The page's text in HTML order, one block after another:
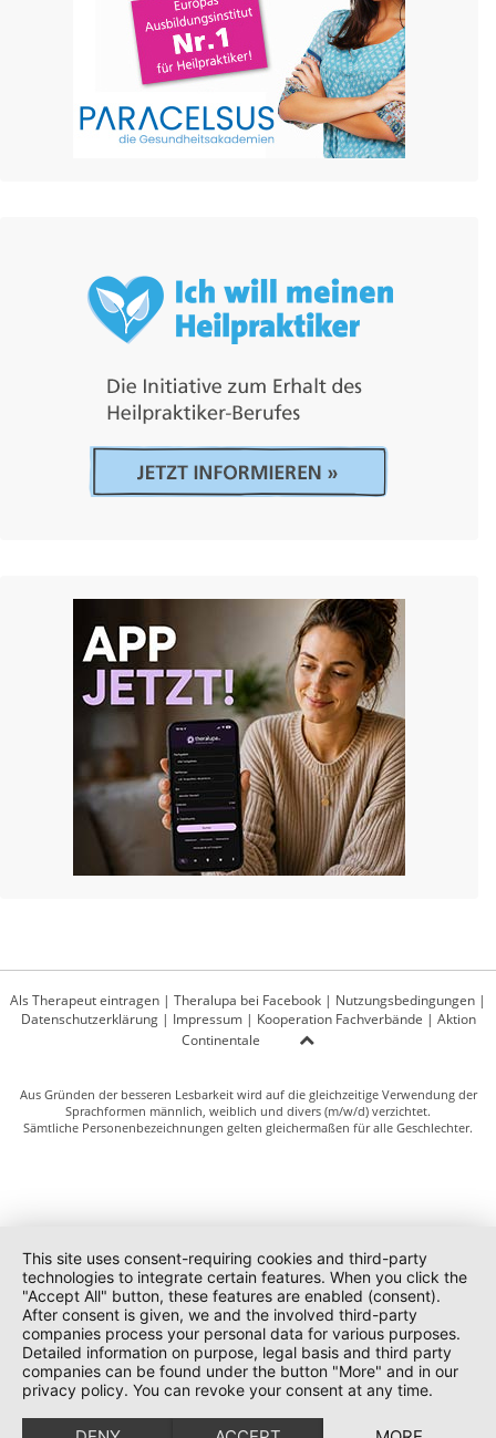
Als Therapeut eintragen | Theralupa bei Facebook | Nutzungsbedingungen |
Datenschutzerklärung| Impressum| Kooperation Fachverbände | Aktion
Continentale
Aus Gründen der besseren Lesbarkeit wird auf die gleichzeitige Verwendung der
Sprachformen männlich, weiblich und divers (m/w/d) verzichtet.
Sämtliche Personenbezeichnungen gelten gleichermaßen für alle Geschlechter.
This site uses consent-requiring cookies and third-party
technologies to integrate certain features. When you click the
"Accept All" button, these features are enabled (consent).
After consent is given, we and the involved third-party
companies process your personal data for various purposes.
Detailed information on purpose, legal basis and third party
companies can be found under the button "More" and in our
privacy policy. You can revoke your consent at any time.